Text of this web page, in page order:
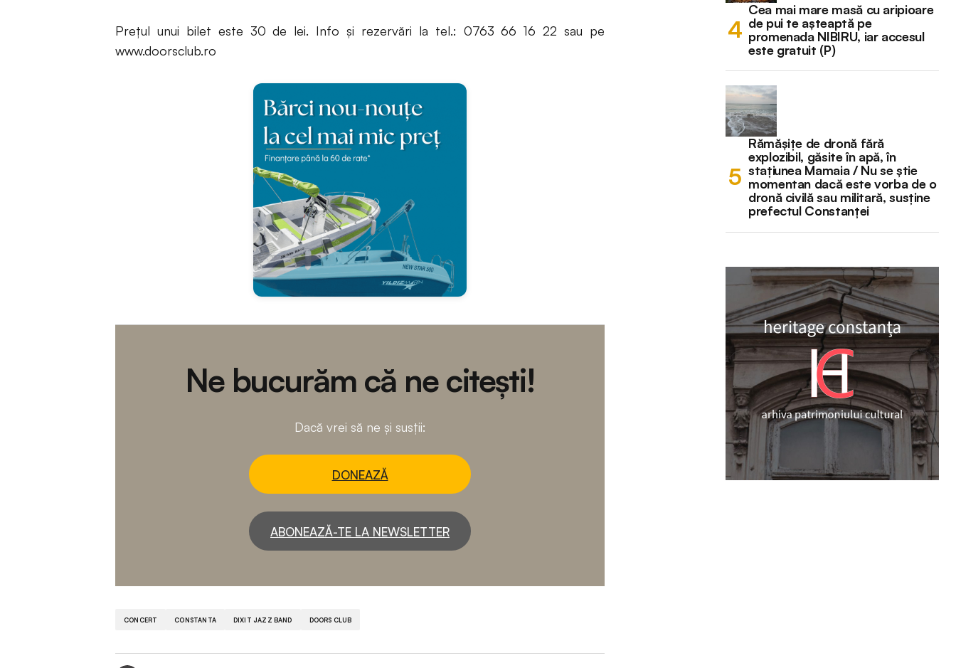
Prețul unui bilet este 30 de lei. Info și rezervări la tel.: 0763 66 16 22 sau pe
www.doorsclub.ro
Ne bucurăm că ne citești!
Dacă vrei să ne și susții:
DONEAZĂ
ABONEAZĂ-TE LA NEWSLETTER
CONCERT CONSTANTA DIXIT JAZZ BAND DOORS CLUB
Cea mai mare masă cu aripioare
de pui te așteaptă pe
promenada NIBIRU, iar accesul
este gratuit (P)
Rămășițe de dronă fără
explozibil, găsite în apă, în
stațiunea Mamaia / Nu se știe
momentan dacă este vorba de o
dronă civilă sau militară, susține
prefectul Constanței